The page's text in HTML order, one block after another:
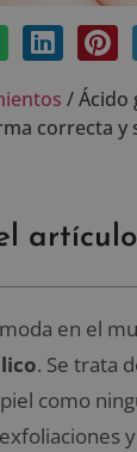
/Ácido
correcta y
artículo
en el
. Se trata
como